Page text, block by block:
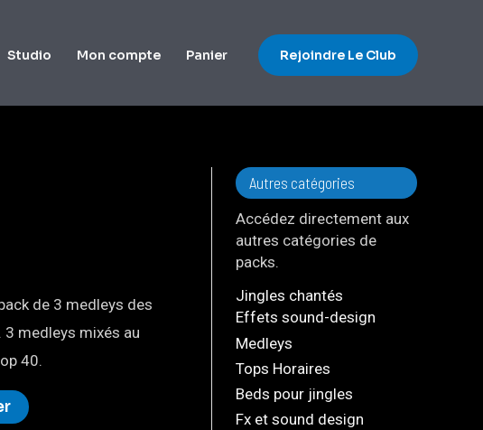
Studio Mon compte Panier Rejoindre Le Club
de 3 medleys des
medleys mixés au
40.
Autres catégories
Accédez directement aux
autres catégories de
packs.
Jingles chantés
Effets sound-design
Medleys
Tops Horaires
Beds pour jingles
Fx et sound design